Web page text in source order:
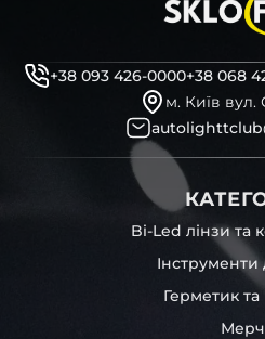
+38 093 426-0000+38 068
м. Київ вул.
Bi-Led лінзи та
Герметик та
Мерч